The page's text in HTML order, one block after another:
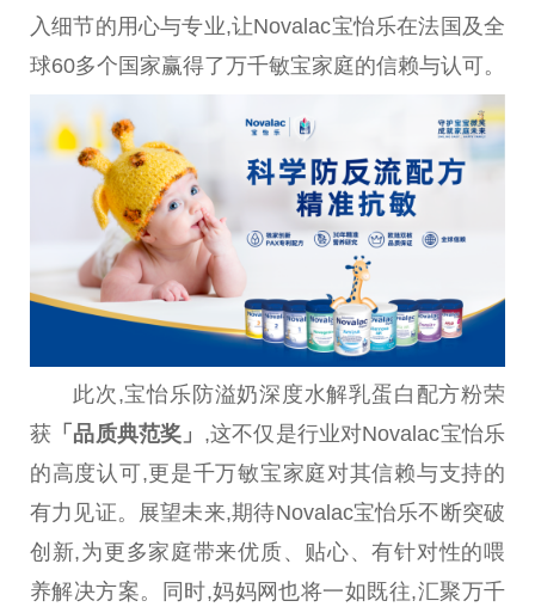
入细节的用心与专业,让Novalac宝怡乐在法国及全
球60多个国家赢得了万千敏宝家庭的信赖与认可。
此次,宝怡乐防溢奶深度水解乳蛋白配方粉荣
获 「品质典范奖」 ,这不仅是行业对Novalac宝怡乐
的高度认可,更是千万敏宝家庭对其信赖与支持的
有力见证。展望未来,期待Novalac宝怡乐不断突破
创新,为更多家庭带来优质、贴心、有针对性的喂
养解决方案。同时,妈妈网也将一如既往,汇聚万千